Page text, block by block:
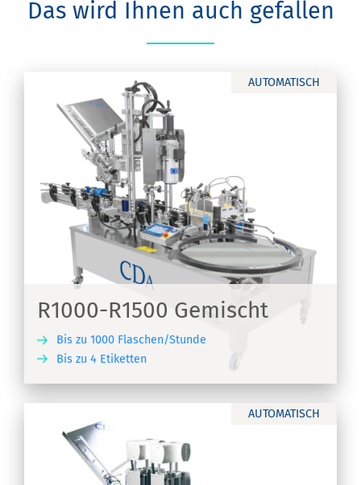
Das wird Ihnen auch gefallen
AUTOMATISCH
R1000-R1500 Gemischt
Bis zu 1000 Flaschen/Stunde
Bis zu 4 Etiketten
AUTOMATISCH